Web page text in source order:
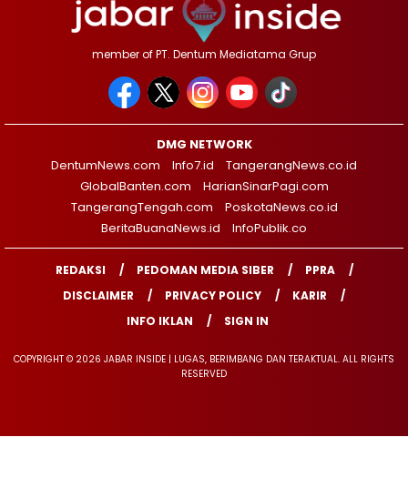
member of PT. Dentum Mediatama Grup
DMG NETWORK
DentumNews.com
Info7.id
TangerangNews.co.id
GlobalBanten.com
HarianSinarPagi.com
TangerangTengah.com
PoskotaNews.co.id
BeritaBuanaNews.id
InfoPublik.co
REDAKSI PEDOMAN MEDIA SIBER
PPRA
DISCLAIMER
PRIVACY POLICY
KARIR
INFO IKLAN
SIGN IN
COPYRIGHT © 2026 JABAR INSIDE | LUGAS, BERIMBANG DAN TERAKTUAL. ALL RIGHTS
RESERVED